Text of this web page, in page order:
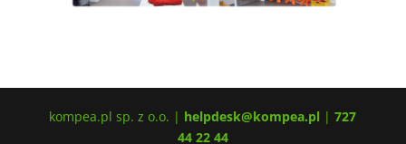
kompea.pl sp. z o.o. | helpdesk@kompea.pl |727
44 22 44